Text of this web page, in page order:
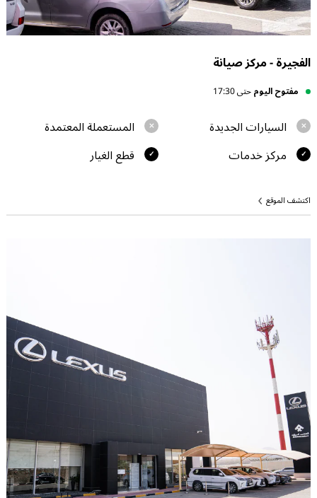
الفجيرة - مركز صيانة
مفتوح اليومحتى 17:30
السيارات الجديدة
المستعملة المعتمدة
مركز خدمات
قطع الغيار
اكتشف الموقع